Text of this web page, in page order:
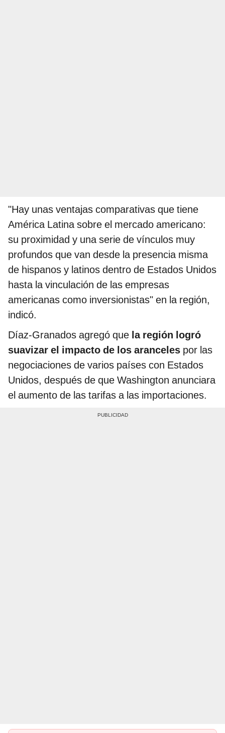
"Hay unas ventajas comparativas que tiene
América Latina sobre el mercado americano:
su proximidad y una serie de vínculos muy
profundos que van desde la presencia misma
de hispanos y latinos dentro de Estados Unidos
hasta la vinculación de las empresas
americanas como inversionistas" en la región,
indicó.
Díaz-Granados agregó que la región logró
suavizar el impacto de los aranceles por las
negociaciones de varios países con Estados
Unidos, después de que Washington anunciara
el aumento de las tarifas a las importaciones.